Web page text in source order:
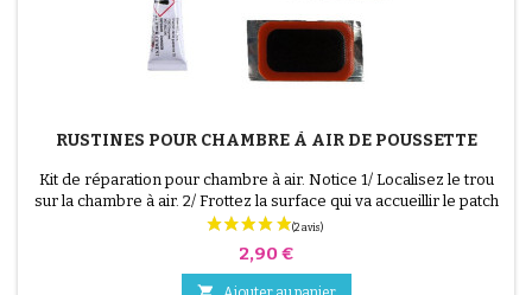
RUSTINES POUR CHAMBRE À AIR DE POUSSETTE
Kit de réparation pour chambre à air. Notice 1/ Localisez le trou
sur la chambre à air. 2/ Frottez la surface qui va accueillir le patch
avec le grattoir fourni. 3/ Dégraissez, nettoyez et séchez la
Patientez environ 1 mIn, jusqu'à ce que la colle ne brille plus. 6/
Positionnez le patch au...
Prix
2,90 €